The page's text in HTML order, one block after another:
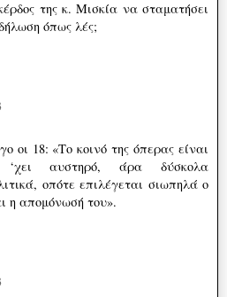
της κ. Μισκία να σταματήσει
όπως λές;
οι 18: «Το κοινό της όπερας είναι
αυστηρό, άρα δύσκολα
οπότε επιλέγεται σιωπηλά ο
η απομόνωσή του».